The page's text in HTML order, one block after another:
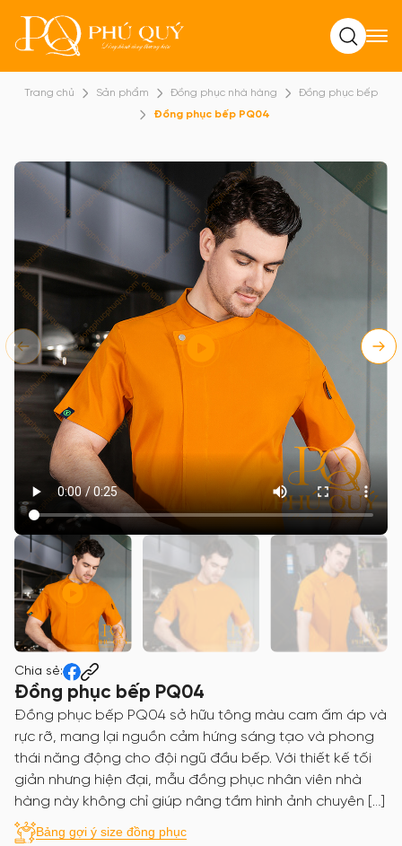
Tìm kiếm
Trang chủ Sản phẩm Đồng phục nhà hàng
Đồng phục bếp
Đồng phục bếp PQ04
Chia sẻ:
Đồng phục bếp PQ04
Đồng phục bếp PQ04 sở hữu tông màu cam ấm áp và
rực rỡ, mang lại nguồn cảm hứng sáng tạo và phong
thái năng động cho đội ngũ đầu bếp. Với thiết kế tối
giản nhưng hiện đại, mẫu đồng phục nhân viên nhà
hàng này không chỉ giúp nâng tầm hình ảnh chuyên […]
Bảng gợi ý size đồng phục